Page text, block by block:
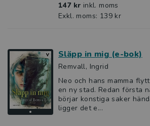
147 kr inkl. moms
Exkl. moms: 139 kr
Släpp in mig (e-bok)
Remvall, Ingrid
Neo och hans mamma
en ny stad. Redan första
börjar konstiga saker
ligger det e...